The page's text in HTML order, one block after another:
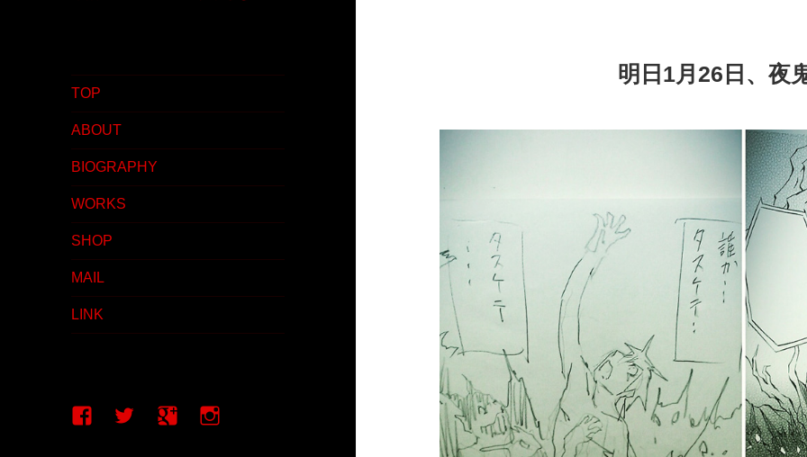
TOP
ABOUT
BIOGRAPHY
WORKS
SHOP
MAIL
LINK
FacebookTwitter google+Instagram
明日1月26日、夜